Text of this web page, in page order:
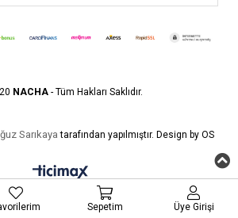
NACHA - Tüm Hakları Saklıdır.
Sarıkaya tarafından yapılmıştır. Design by OS
Sepetim Üye Girişi